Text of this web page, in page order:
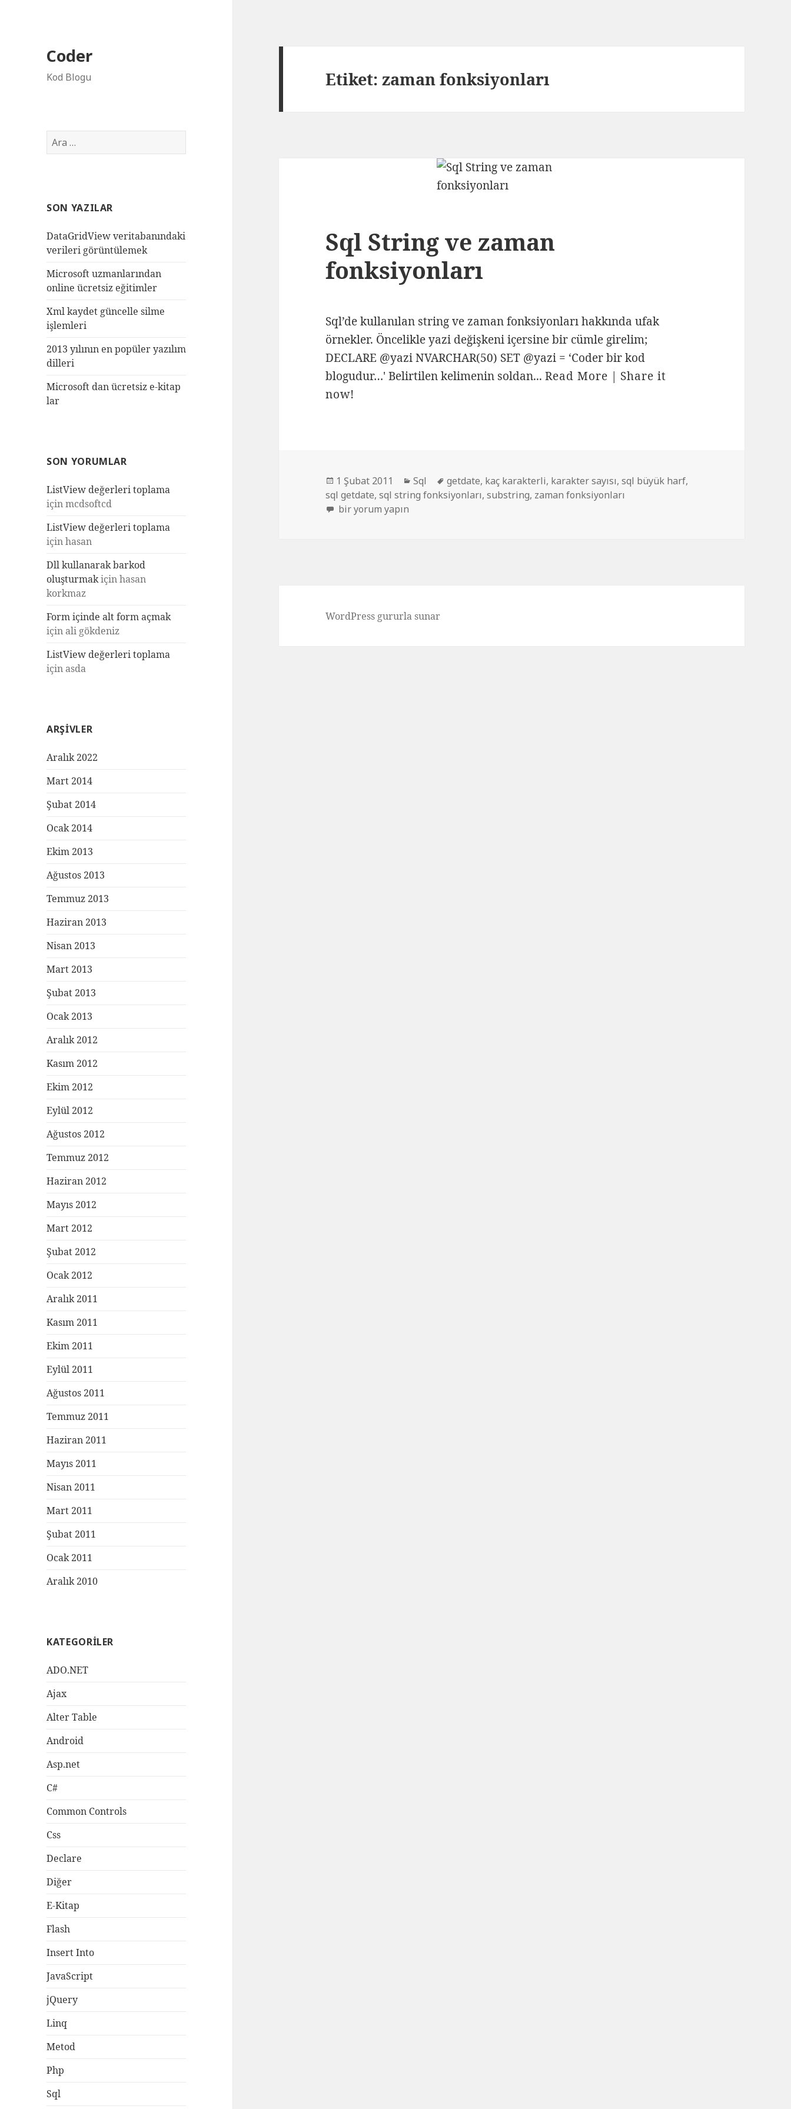
Coder
Kod Blogu
Arama:
SON YAZILAR
DataGridView veritabanındaki
verileri görüntülemek
Microsoft uzmanlarından
online ücretsiz eğitimler
Xml kaydet güncelle silme
işlemleri
2013 yılının en popüler yazılım
dilleri
Microsoft dan ücretsiz e-kitap
lar
SON YORUMLAR
ListView değerleri toplama
içinmcdsoftcd
ListView değerleri toplama
içinhasan
Dll kullanarak barkod
oluşturmakiçinhasan
korkmaz
Form içinde alt form açmak
için ali gökdeniz
ListView değerleri toplama
için asda
ARŞIVLER
Aralık 2022
Mart 2014
Şubat 2014
Ocak 2014
Ekim 2013
Ağustos 2013
Temmuz 2013
Haziran 2013
Nisan 2013
Mart 2013
Şubat 2013
Ocak 2013
Aralık 2012
Kasım 2012
Ekim 2012
Eylül 2012
Ağustos 2012
Temmuz 2012
Haziran 2012
Mayıs 2012
Mart 2012
Şubat 2012
Ocak 2012
Aralık 2011
Kasım 2011
Ekim 2011
Eylül 2011
Ağustos 2011
Temmuz 2011
Haziran 2011
Mayıs 2011
Nisan 2011
Mart 2011
Şubat 2011
Ocak 2011
Aralık 2010
KATEGORILER
ADO.NET
Ajax
Alter Table
Android
Asp.net
C#
Common Controls
Css
Declare
Diğer
E-Kitap
Flash
Insert Into
JavaScript
jQuery
Linq
Metod
Php
Sql
Etiket:zaman fonksiyonları
Sql String ve zaman
fonksiyonları
Sql’de kullanılan string ve zaman fonksiyonları hakkında ufak
örnekler. Öncelikle yazi değişkeni içersine bir cümle girelim;
DECLARE @yazi NVARCHAR(50) SET @yazi = ‘Coder bir kod
blogudur…' Belirtilen kelimenin soldan...Read More | Share it
now!
Yayın
tarihi
1 Şubat 2011 Kategoriler
Sql Etiketler
getdate, kaç karakterli, karakter sayısı,sql büyük harf,
sql getdate,sql string fonksiyonları,substring, zaman fonksiyonları
Sql String ve zaman fonksiyonları için
bir yorum yapın
WordPress gururla sunar